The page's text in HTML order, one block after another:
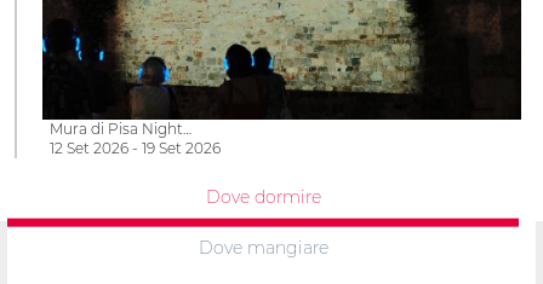
Mura di Pisa Night…
12 Set 2026 - 19 Set 2026
Dove dormire
Dove mangiare